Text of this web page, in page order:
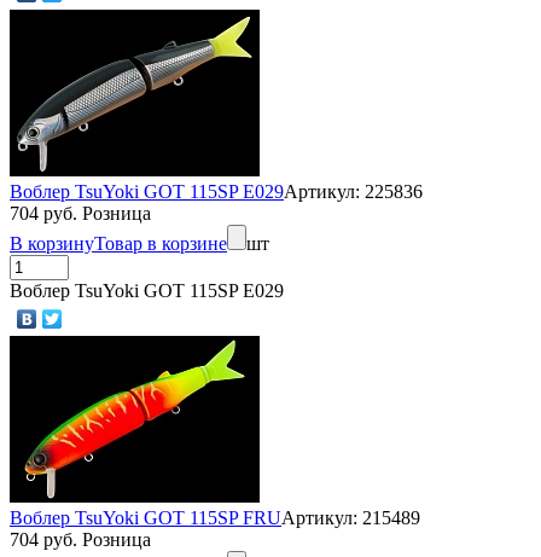
Воблер TsuYoki GOT 115SP E029Артикул: 225836
704 руб. Розница
В корзинуТовар в корзине шт
Воблер TsuYoki GOT 115SP E029
Воблер TsuYoki GOT 115SP FRUАртикул: 215489
704 руб. Розница